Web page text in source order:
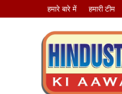
हमारे बारे में हमारी टीम